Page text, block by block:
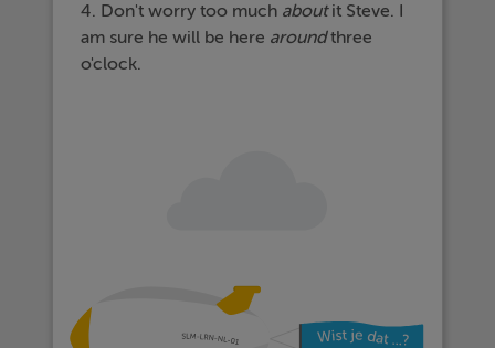
4. Don't worry too much aboutit Steve. I
am sure he will be here aroundthree
o'clock.